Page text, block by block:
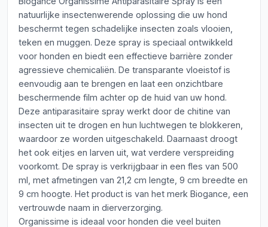
natuurlijke insectenwerende oplossing die uw hond
beschermt tegen schadelijke insecten zoals vlooien,
teken en muggen. Deze spray is speciaal ontwikkeld
voor honden en biedt een effectieve barrière zonder
agressieve chemicaliën. De transparante vloeistof is
eenvoudig aan te brengen en laat een onzichtbare
beschermende film achter op de huid van uw hond.
Deze antiparasitaire spray werkt door de chitine van
insecten uit te drogen en hun luchtwegen te blokkeren,
waardoor ze worden uitgeschakeld. Daarnaast droogt
het ook eitjes en larven uit, wat verdere verspreiding
voorkomt. De spray is verkrijgbaar in een fles van 500
ml, met afmetingen van 21,2 cm lengte, 9 cm breedte en
9 cm hoogte. Het product is van het merk Biogance, een
vertrouwde naam in dierverzorging.
Organissime is ideaal voor honden die veel buiten